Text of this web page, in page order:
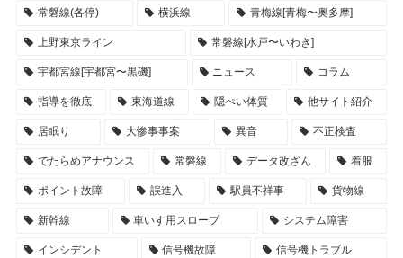
常磐線(各停) 横浜線 青梅線[青梅〜奥多摩]
上野東京ライン 常磐線[水戸〜いわき]
宇都宮線[宇都宮〜黒磯] ニュース コラム
指導を徹底 東海道線 隠ぺい体質 他サイト紹介
居眠り 大惨事事案 異音 不正検査
でたらめアナウンス 常磐線 データ改ざん 着服
ポイント故障 誤進入 駅員不祥事 貨物線
新幹線 車いす用スロープ システム障害
インシデント 信号機故障 信号機トラブル